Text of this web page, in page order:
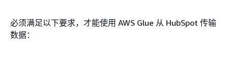
必须满足以下要求，才能使用 AWS Glue 从 HubSpot 传输
数据：